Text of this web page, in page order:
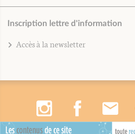
Inscription lettre d'information
Accès à la newsletter